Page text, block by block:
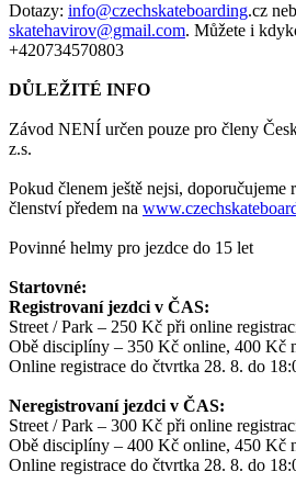
Dotazy: info@czechskateboarding.cz
skatehavirov@gmail.com. Můžete i
+420734570803
DŮLEŽITÉ INFO
Závod NENÍ určen pouze pro členy
z.s.
Pokud členem ještě nejsi, doporučujeme
členství předem na
Povinné helmy pro jezdce do 15 let
Startovné:
Registrovaní jezdci v ČAS:
Street / Park – 250 Kč při online
Obě disciplíny – 350 Kč online, 400 Kč
Online registrace do čtvrtka 28. 8. do
Neregistrovaní jezdci v ČAS:
Street / Park – 300 Kč při online
Obě disciplíny – 400 Kč online, 450 Kč
Online registrace do čtvrtka 28. 8. do